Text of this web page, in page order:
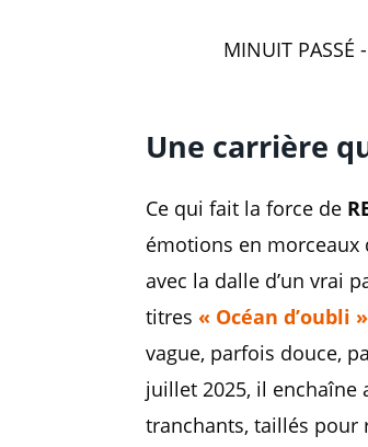
MINUIT PASSÉ
Une carrière
Ce qui fait la force de
émotions en morceaux
avec la dalle d’un vrai
titres « Océan d’oubli »
vague, parfois douce,
juillet 2025, il enchaîne
tranchants, taillés pour